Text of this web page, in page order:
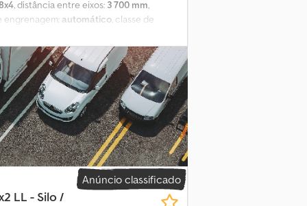
, distância entre eixos: 3 700 mm,
engrenagem: automático, classe de
de assento, ar condicionado,
direção assistida, espelho
dos vidros, = Opções e acessórios
CD - Tacógrafo - Visor = Mais
Capacidade do motor: 12.420 cc
pneus: 385/65R22,5 Eixo 2: Tamanho
dos pneus: 385/65R22,5 Pesos Peso
de leitos: 2 Dcedpfx Aszq Sf Reivsk
Anúncio classificado
LL - Silo /